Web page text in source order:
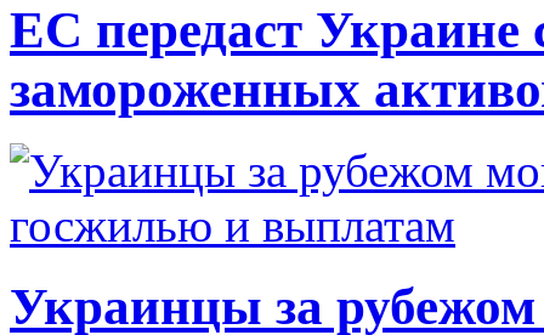
ЕС передаст Украине
замороженных
Украинцы за рубежом